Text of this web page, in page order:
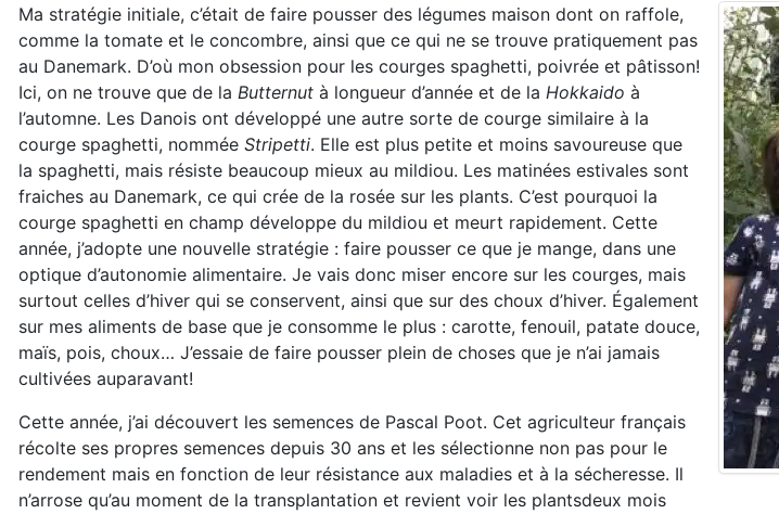
Ma stratégie initiale, c’était de faire pousser des légumes maison dont on raffole,
comme la tomate et le concombre, ainsi que ce qui ne se trouve pratiquement pas
au Danemark. D’où mon obsession pour les courges spaghetti, poivrée et pâtisson!
Ici, on ne trouve que de la Butternut à longueur d’année et de la Hokkaido à
l’automne. Les Danois ont développé une autre sorte de courge similaire à la
courge spaghetti, nommée Stripetti. Elle est plus petite et moins savoureuse que
la spaghetti, mais résiste beaucoup mieux au mildiou. Les matinées estivales sont
fraiches au Danemark, ce qui crée de la rosée sur les plants. C’est pourquoi la
courge spaghetti en champ développe du mildiou et meurt rapidement. Cette
année, j’adopte une nouvelle stratégie : faire pousser ce que je mange, dans une
optique d’autonomie alimentaire. Je vais donc miser encore sur les courges, mais
surtout celles d’hiver qui se conservent, ainsi que sur des choux d’hiver. Également
sur mes aliments de base que je consomme le plus : carotte, fenouil, patate douce,
maïs, pois, choux… J’essaie de faire pousser plein de choses que je n’ai jamais
cultivées auparavant!
Cette année, j’ai découvert les semences de Pascal Poot. Cet agriculteur français
récolte ses propres semences depuis 30 ans et les sélectionne non pas pour le
rendement mais en fonction de leur résistance aux maladies et à la sécheresse. Il
n’arrose qu’au moment de la transplantation et revient voir les plantsdeux mois